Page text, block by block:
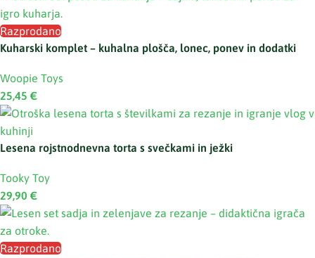
Razprodano
Kuharski komplet – kuhalna plošča, lonec, ponev in dodatki
Woopie Toys
25,45 €
Lesena rojstnodnevna torta s svečkami in ježki
Tooky Toy
29,90 €
Razprodano